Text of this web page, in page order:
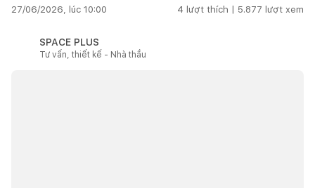
27/06/2026, lúc 10:00 4 lượt thích | 5.877 lượt xem
SPACE PLUS
Tư vấn, thiết kế - Nhà thầu